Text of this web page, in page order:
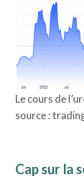
Le cours de
source :
Cap sur la